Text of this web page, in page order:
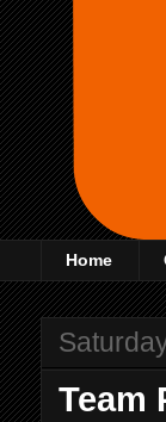
Home
Team